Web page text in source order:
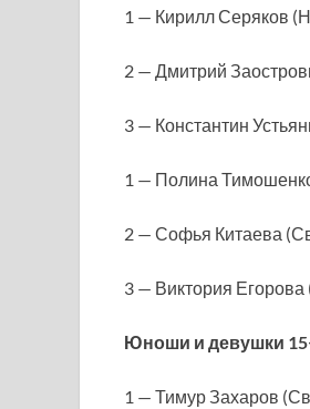
1 — Кирилл Серяков
2 — Дмитрий
3 — Константин
1 — Полина
2 — Софья Китаева
3 — Виктория Егорова
Юноши и девушки
1 — Тимур Захаров